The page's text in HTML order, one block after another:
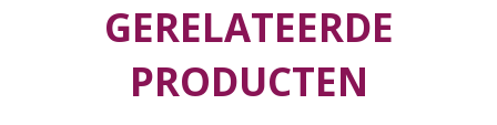
GERELATEERDE
PRODUCTEN